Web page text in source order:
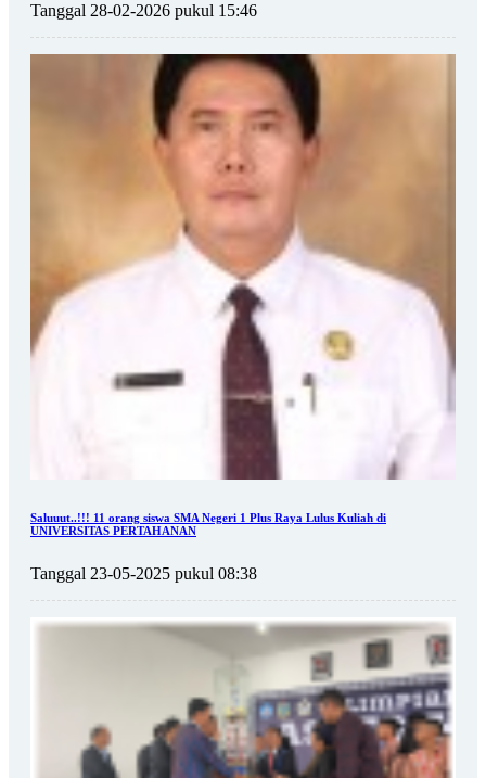
Tanggal 28-02-2026 pukul 15:46
Saluuut..!!! 11 orang siswa SMA Negeri 1 Plus Raya Lulus Kuliah di
UNIVERSITAS PERTAHANAN
Tanggal 23-05-2025 pukul 08:38